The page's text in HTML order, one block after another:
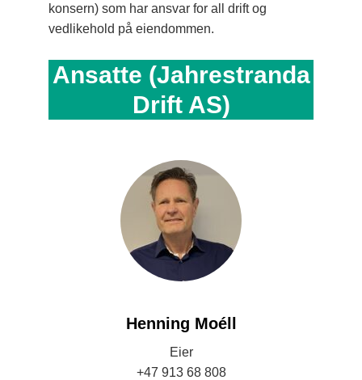
konsern) som har ansvar for all drift og
vedlikehold på eiendommen.
Ansatte (Jahrestranda
Drift AS)
Henning Moéll
Eier
+47 913 68 808